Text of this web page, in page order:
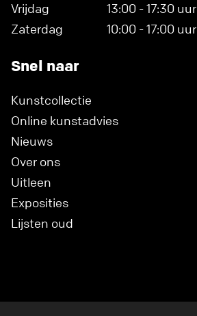
Vrijdag
13:00 - 17:30 uur
Zaterdag
10:00 - 17:00 uur
Snel naar
Kunstcollectie
Online kunstadvies
Nieuws
Over ons
Uitleen
Exposities
Lijsten oud